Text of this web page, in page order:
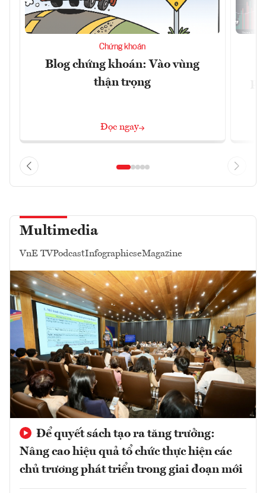
Chứng khoán
Blog chứng khoán: Vào vùng
thận trọng
Đọc ngay
Multimedia
VnE TVPodcastInfographicseMagazine
Để quyết sách tạo ra tăng trưởng:
Nâng cao hiệu quả tổ chức thực hiện các
chủ trương phát triển trong giai đoạn mới